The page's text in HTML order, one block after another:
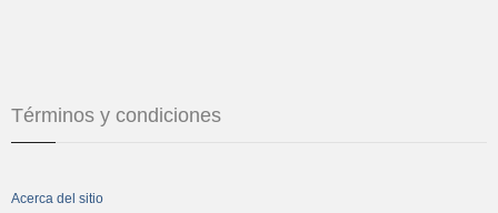
Términos y condiciones
Acerca del sitio